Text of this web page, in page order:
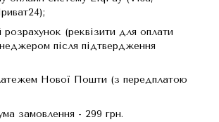
розрахунок (реквізити для оплати
після підтвердження
Нової Пошти (з передплатою
замовлення - 299 грн.